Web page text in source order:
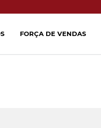
FORÇA DE VENDAS